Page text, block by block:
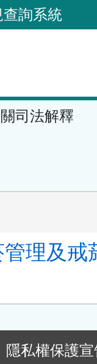
詢系統
司法解釋
理及戒
隱私權保護